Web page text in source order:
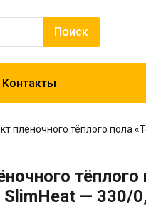
Контакты
плёночного тёплого пола
тёплого
— 330/